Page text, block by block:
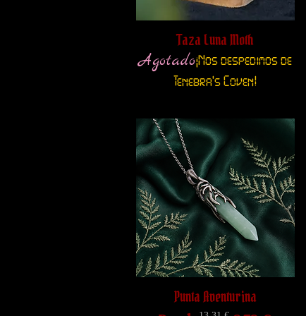
Taza Luna Moth
Agotado¡Nos despedimos de
Tenebra's Coven!
Punta Aventurina